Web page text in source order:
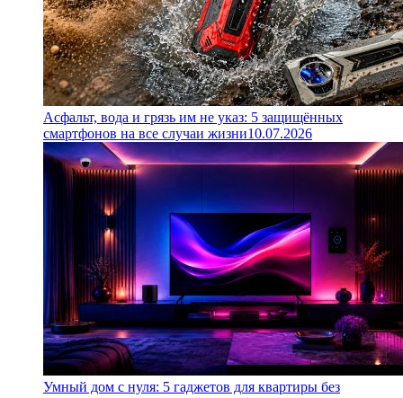
Асфальт, вода и грязь им не указ: 5 защищённых
смартфонов на все случаи жизни10.07.2026
Умный дом с нуля: 5 гаджетов для квартиры без